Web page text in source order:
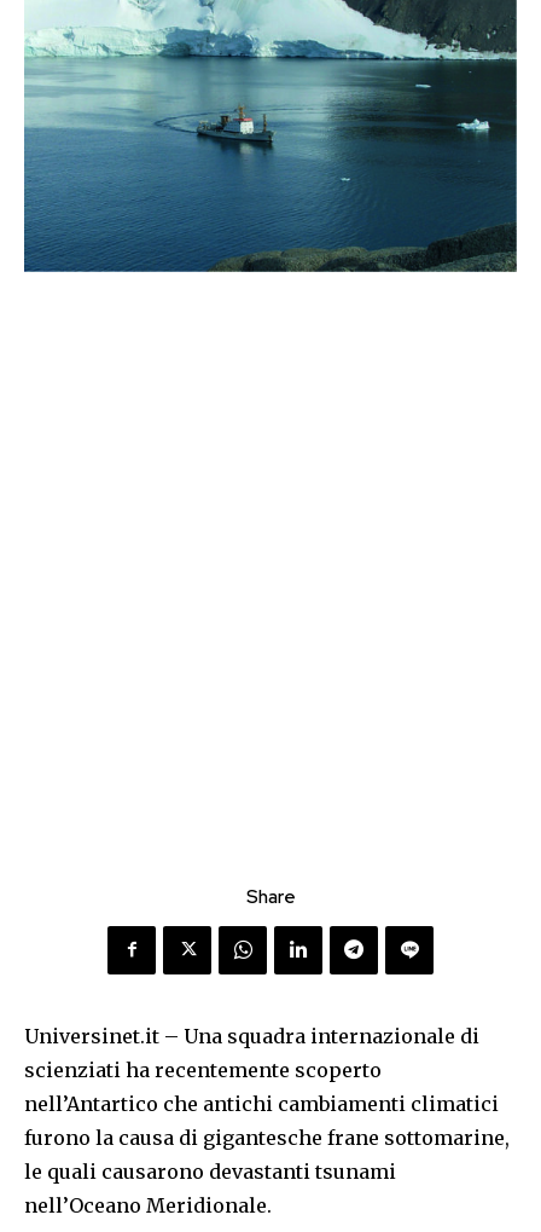
Share
Universinet.it – Una squadra internazionale di
scienziati ha recentemente scoperto
nell’Antartico che antichi cambiamenti climatici
furono la causa di gigantesche frane sottomarine,
le quali causarono devastanti tsunami
nell’Oceano Meridionale.